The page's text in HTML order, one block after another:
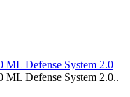
ML Defense System 2.0
ML Defense System 2.0..